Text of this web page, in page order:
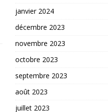
janvier 2024
décembre 2023
novembre 2023
octobre 2023
septembre 2023
août 2023
juillet 2023